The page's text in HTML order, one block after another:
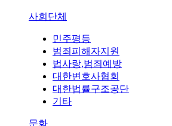
사회단체
민주평등
범죄피해자지원
법사랑,범죄예방
대한변호사협회
대한법률구조공단
기타
문화